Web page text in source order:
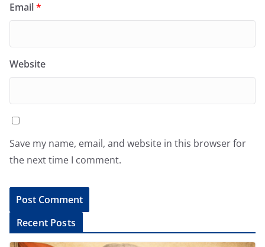
Email*
Website
Save my name, email, and website in this browser for
the next time I comment.
l
Recent Posts